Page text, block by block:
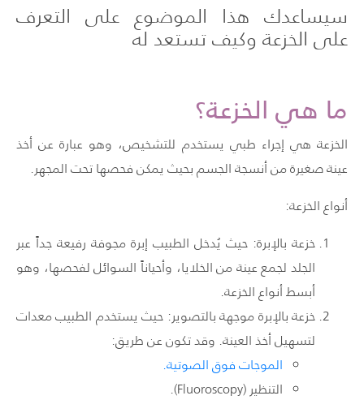
سيساعدك هذا الموضوع على التعرف
على الخزعة وكيف تستعد له
ما هي الخزعة؟
الخزعة هي إجراء طبي يستخدم للتشخيص، وهو عبارة عن أخذ
عينة صغيرة من أنسجة الجسم بحيث يمكن فحصها تحت المجهر.
أنواع الخزعة:
خزعة بالإبرة: حيث يُدخل الطبيب إبرة مجوفة رفيعة جداً عبر
الجلد لجمع عينة من الخلايا، وأحياناً السوائل لفحصها، وهو
أبسط أنواع الخزعة.
خزعة بالإبرة موجهة بالتصوير: حيث يستخدم الطبيب معدات
لتسهيل أخذ العينة. وقد تكون عن طريق:
الموجات فوق الصوتية.
التنظير (Fluoroscopy).